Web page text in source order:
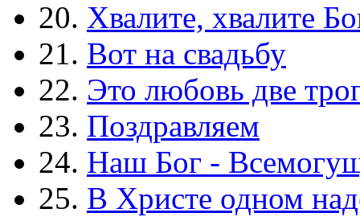
20. Хвалите, хвалите
21. Вот на свадьбу
22. Это любовь две
23. Поздравляем
24. Наш Бог -
25. В Христе одном